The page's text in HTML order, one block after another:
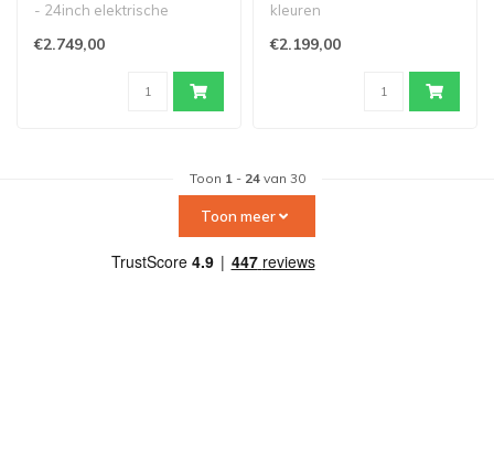
- 24inch elektrische
€2.749,00
kleuren
€2.199,00
Toon 1- 24van 30
Toon meer